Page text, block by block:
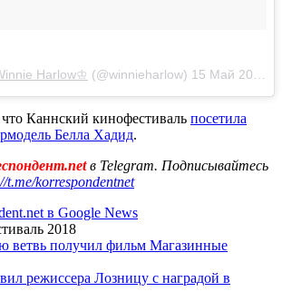
Harlow♔ (@winnieharlow) 15 Май 2018 в 1:53 PDT
Каннский кинофестиваль посетила
Белла Хадид.
в Telegram. Подписывайтесь
t.me/korrespondentnet
в Google News
2018
ветвь получил фильм Магазинные
режиссера Лозницу с наградой в